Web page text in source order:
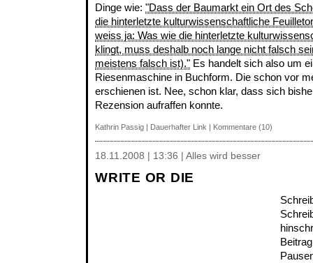
Dinge wie: "Dass der Baumarkt ein Ort des
die hinterletzte kulturwissenschaftliche
weiss ja: Was wie die hinterletzte
klingt, muss deshalb noch lange nicht falsch
meistens falsch ist)." Es handelt sich also um
Riesenmaschine in Buchform. Die schon vor
erschienen ist. Nee, schon klar, dass sich
Rezension aufraffen konnte.
Kathrin Passig | Dauerhafter Link | Kommentare (10)
18.11.2008 | 13:36 | Alles wird besser
WRITE OR DIE